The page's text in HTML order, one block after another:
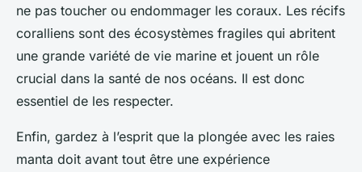
ne pas toucher ou endommager les coraux. Les récifs
coralliens sont des écosystèmes fragiles qui abritent
une grande variété de vie marine et jouent un rôle
crucial dans la santé de nos océans. Il est donc
essentiel de les respecter.
Enfin, gardez à l’esprit que la plongée avec les raies
manta doit avant tout être une expérience